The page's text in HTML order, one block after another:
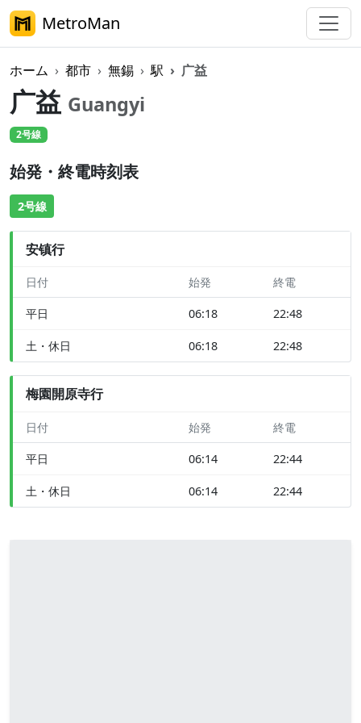
MetroMan
ホーム 都市 無錫 駅 广益
广益 Guangyi
2号線
始発・終電時刻表
2号線
安镇行
日付 始発 終電
平日 06:18 22:48
土・休日 06:18 22:48
梅園開原寺行
日付 始発 終電
平日 06:14 22:44
土・休日 06:14 22:44